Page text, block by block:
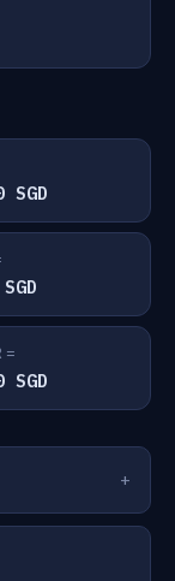
SGD
=
SGD